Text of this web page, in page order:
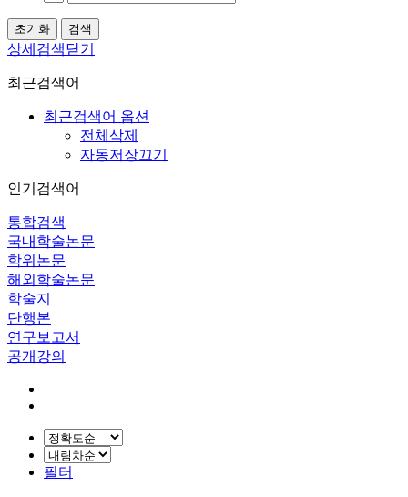
상세검색닫기
최근검색어
최근검색어 옵션
전체삭제
자동저장끄기
인기검색어
통합검색
국내학술논문
학위논문
해외학술논문
학술지
단행본
연구보고서
공개강의
필터